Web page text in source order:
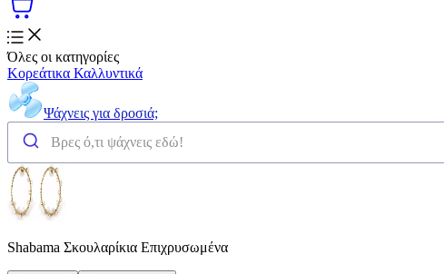
Όλες οι κατηγορίες
Κορεάτικα Καλλυντικά
Ψάχνεις για δροσιά;
Shabama Σκουλαρίκια Επιχρυσωμένα